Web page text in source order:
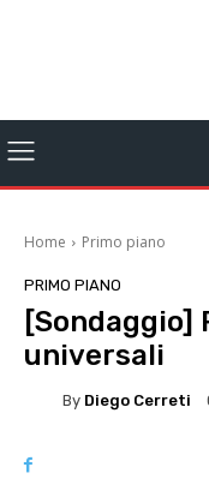
Home Primo piano
PRIMO PIANO
[Sondaggio]
universali
By Diego Cerreti